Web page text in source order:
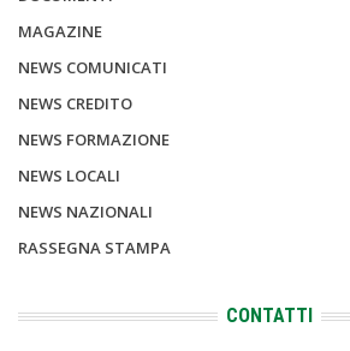
MAGAZINE
NEWS COMUNICATI
NEWS CREDITO
NEWS FORMAZIONE
NEWS LOCALI
NEWS NAZIONALI
RASSEGNA STAMPA
CONTATTI